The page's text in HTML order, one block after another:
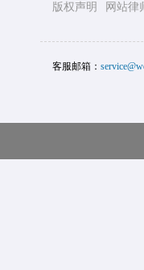
版权声明
网站律
客服邮箱：